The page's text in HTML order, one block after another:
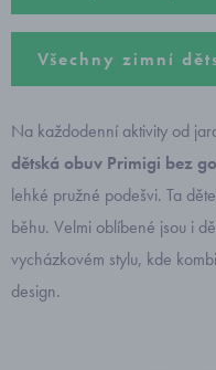
Všechny zimní
Na každodenní aktivity od
dětská obuv Primigi bez
lehké pružné podešvi. Ta
běhu. Velmi oblíbené jsou i
vycházkovém stylu, kde
design.